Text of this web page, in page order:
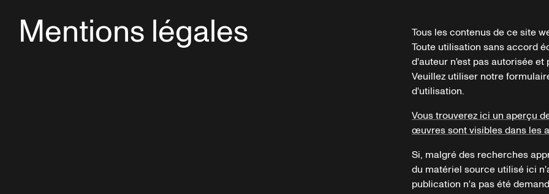
Mentions légales
Tous les contenus de ce site
Toute utilisation sans accord
d'auteur n'est pas autorisée
Veuillez utiliser notre
d'utilisation.
Vous trouverez ici un aperçu
œuvres sont visibles dans les
Si, malgré des recherches
du matériel source utilisé ici
publication n'a pas été